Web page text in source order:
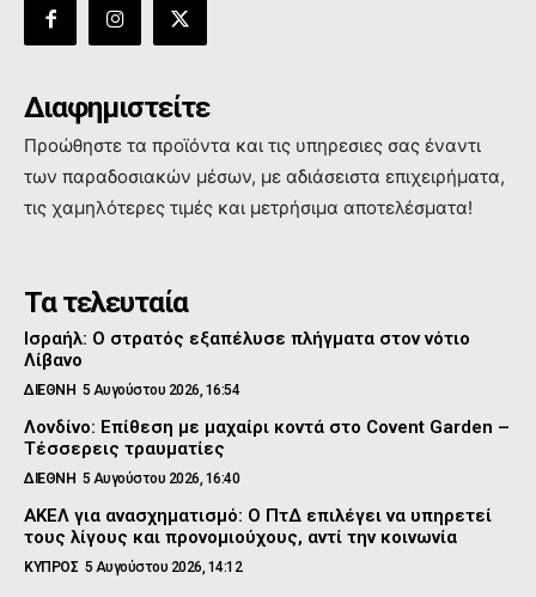
Διαφημιστείτε
Προώθηστε τα προϊόντα και τις υπηρεσιες σας έναντι
των παραδοσιακών μέσων, με αδιάσειστα επιχειρήματα,
τις χαμηλότερες τιμές και μετρήσιμα αποτελέσματα!
Τα τελευταία
Ισραήλ: Ο στρατός εξαπέλυσε πλήγματα στον νότιο
Λίβανο
ΔΙΕΘΝΗ 5 Αυγούστου 2026, 16:54
Λονδίνο: Επίθεση με μαχαίρι κοντά στο Covent Garden –
Τέσσερεις τραυματίες
ΔΙΕΘΝΗ 5 Αυγούστου 2026, 16:40
ΑΚΕΛ για ανασχηματισμό: Ο ΠτΔ επιλέγει να υπηρετεί
τους λίγους και προνομιούχους, αντί την κοινωνία
ΚΥΠΡΟΣ 5 Αυγούστου 2026, 14:12